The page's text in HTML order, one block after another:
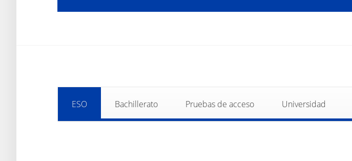
ESO Bachillerato Pruebas de acceso Universidad